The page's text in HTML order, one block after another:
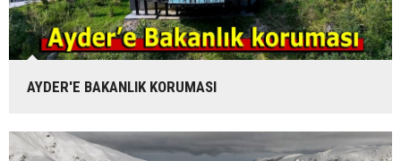
AYDER'E BAKANLIK KORUMASI